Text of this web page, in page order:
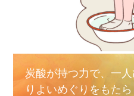
炭酸が持つ力で、一
りよいめぐりをもたら